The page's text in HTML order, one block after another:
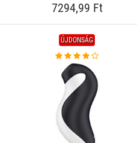
7294,99 Ft
ÚJDONSÁG